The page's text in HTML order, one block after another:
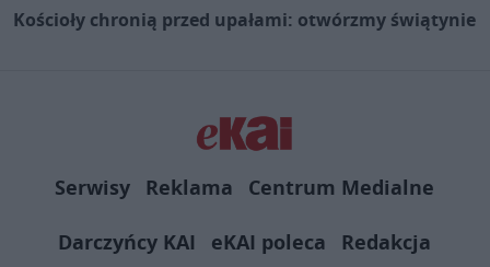
Kościoły chronią przed upałami: otwórzmy świątynie
Serwisy Reklama
Centrum Medialne
Darczyńcy KAI
eKAI poleca Redakcja